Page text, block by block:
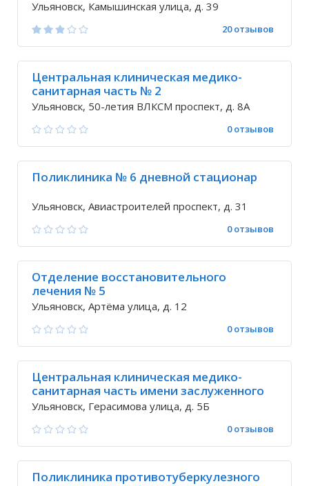
Ульяновск, Камышинская улица, д. 39
20 отзывов
Центральная клиническая медико-
санитарная часть № 2
Ульяновск, 50-летия ВЛКСМ проспект, д. 8А
0 отзывов
Поликлиника № 6 дневной стационар
Ульяновск, Авиастроителей проспект, д. 31
0 отзывов
Отделение восстановительного
лечения № 5
Ульяновск, Артёма улица, д. 12
0 отзывов
Центральная клиническая медико-
санитарная часть имени заслуженного
врача России В.А. Егорова
Ульяновск, Герасимова улица, д. 5Б
0 отзывов
Поликлиника противотуберкулезного